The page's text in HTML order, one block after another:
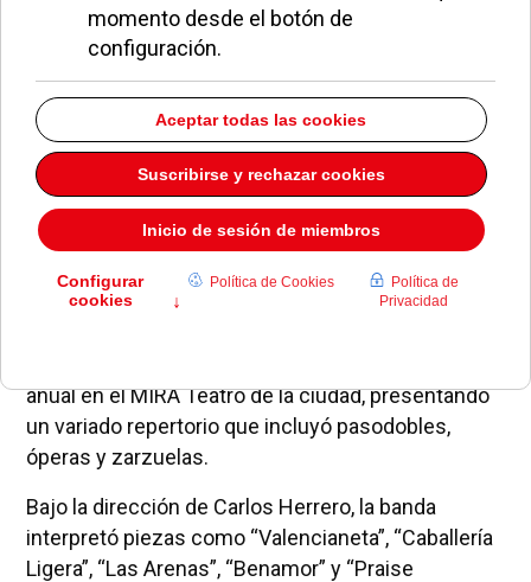
anual en el MIRA Teatro de la ciudad, presentando
un variado repertorio que incluyó pasodobles,
óperas y zarzuelas.
Bajo la dirección de Carlos Herrero, la banda
interpretó piezas como “Valencianeta”, “Caballería
Ligera”, “Las Arenas”, “Benamor” y “Praise